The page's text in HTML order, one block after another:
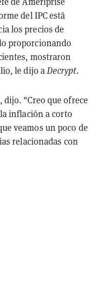
del IPC está
los precios de
proporcionando
mostraron
le dijo aDecrypt.
"Creo que ofrece
inflación a corto
veamos un poco de
relacionadas con